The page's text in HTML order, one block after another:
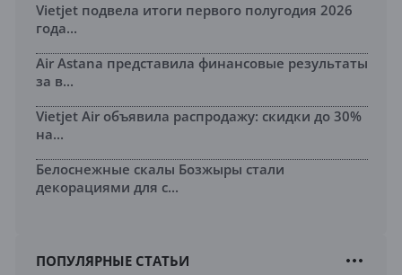
Vietjet подвела итоги первого полугодия 2026
года...
Air Astana представила финансовые результаты
за в...
Vietjet Air объявила распродажу: скидки до 30%
на...
Белоснежные скалы Бозжыры стали
декорациями для с...
ПОПУЛЯРНЫЕ СТАТЬИ